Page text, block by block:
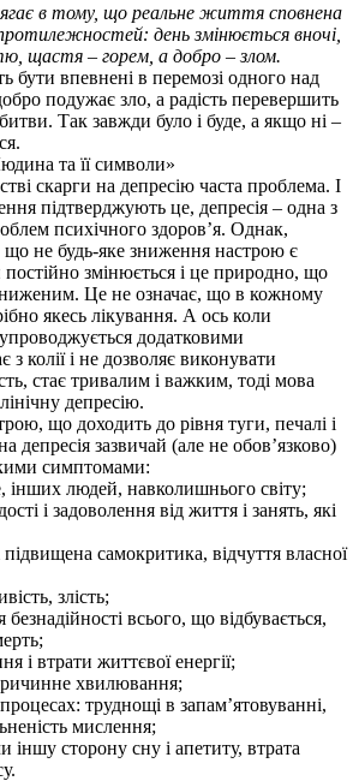
в тому, що реальне життя сповнена
день змінюється вночі,
щастя – горем, а добро – злом.
бути впевнені в перемозі одного над
подужає зло, а радість перевершить
Так завжди було і буде, а якщо ні –
та її символи»
скарги на депресію часта проблема. І
підтверджують це, депресія – одна з
психічного здоров’я. Однак,
що не будь-яке зниження настрою є
змінюється і це природно, що
зниженим. Це не означає, що в кожному
якесь лікування. А ось коли
додатковими
колії і не дозволяє виконувати
стає тривалим і важким, тоді мова
депресію.
що доходить до рівня туги, печалі і
депресія зазвичай (але не обов’язково)
симптомами:
інших людей, навколишнього світу;
і задоволення від життя і занять, які
самокритика, відчуття власної
злість;
безнадійності всього, що відбувається,
і втрати життєвої енергії;
хвилювання;
труднощі в запам’ятовуванні,
мислення;
іншу сторону сну і апетиту, втрата